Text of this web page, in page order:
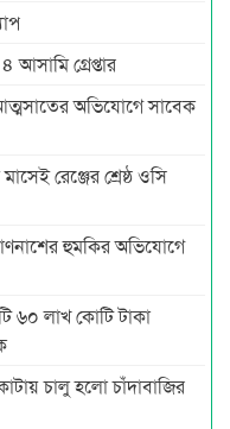
গ্রেপ্তার
অভিযোগে সাবেক
রেঞ্জের শ্রেষ্ঠ ওসি
হুমকির অভিযোগে
৬০ লাখ কোটি টাকা
চালু হলো চাঁদাবাজির